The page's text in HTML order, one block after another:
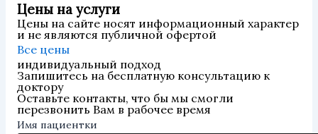
Цены на услуги
Цены на сайте носят информационный характер
и не являются публичной офертой
Все цены
индивидуальный подход
Запишитесь на бесплатную консультацию к
доктору
Оставьте контакты, что бы мы смогли
перезвонить Вам в рабочее время
Имя пациентки